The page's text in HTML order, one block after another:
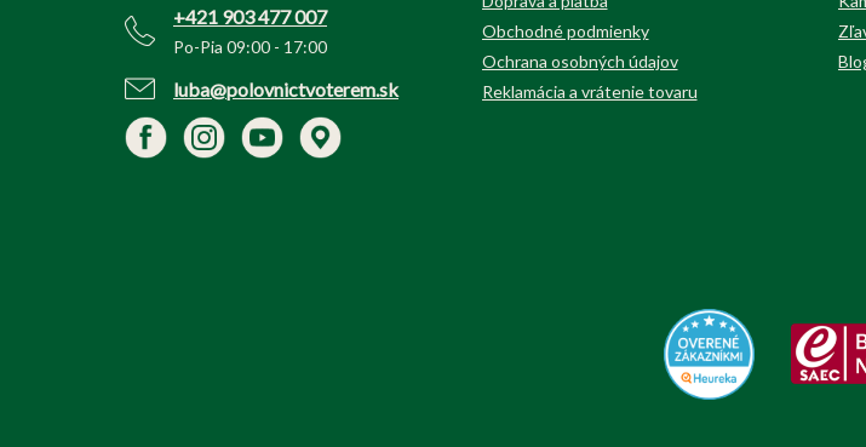
+421 903 477 007
Po-Pia 09:00 - 17:00
luba@polovnictvoterem.sk
Obchodné podmienky
Ochrana osobných údajov
Reklamácia a vrátenie tovaru